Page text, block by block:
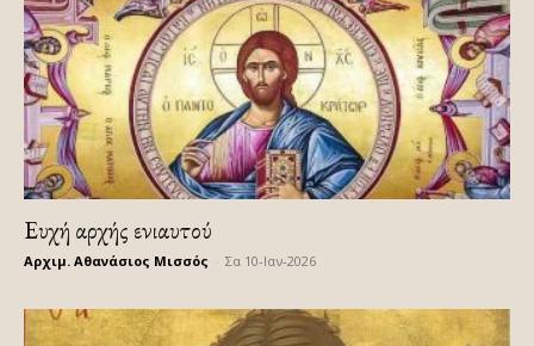
Ευχή αρχής ενιαυτού
Αρχιμ. Αθανάσιος Μισσός Σα 10-Ιαν-2026